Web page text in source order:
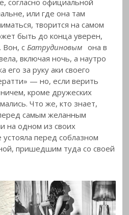
или где она там
творится на самом
быть до конца уверен,
Вон, с Батрудиновым она в
включая ночь, а наутро
его за руку аки своего
— но, если верить
кроме дружеских
Что же, кто знает,
самым желанным
на одном из своих
перед соблазном
пришедшим туда со своей